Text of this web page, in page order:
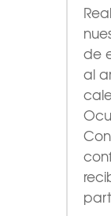
de
al